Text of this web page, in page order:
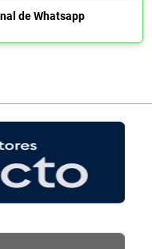
de Whatsapp